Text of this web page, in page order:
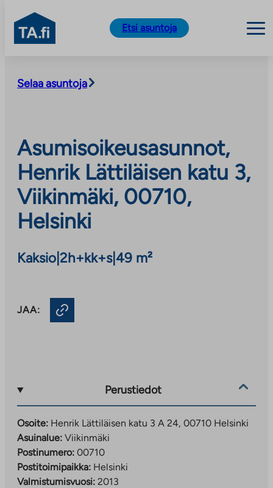
sisältöön
TA.fi
Etsi asuntoja
Selaa asuntoja
Asumisoikeusasunnot,
Henrik Lättiläisen katu 3,
Viikinmäki, 00710,
Helsinki
Kaksio 2h+kk+s| 49 m²
JAA:
Perustiedot
Osoite: Henrik Lättiläisen katu 3 A 24, 00710 Helsinki
Asuinalue: Viikinmäki
Postinumero: 00710
Postitoimipaikka: Helsinki
Valmistumisvuosi: 2013